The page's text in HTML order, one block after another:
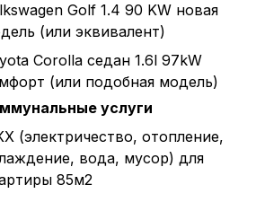
Golf 1.4 90 KW новая
(или эквивалент)
Corolla седан 1.6l 97kW
(или подобная модель)
услуги
(электричество, отопление,
вода, мусор) для
85м2